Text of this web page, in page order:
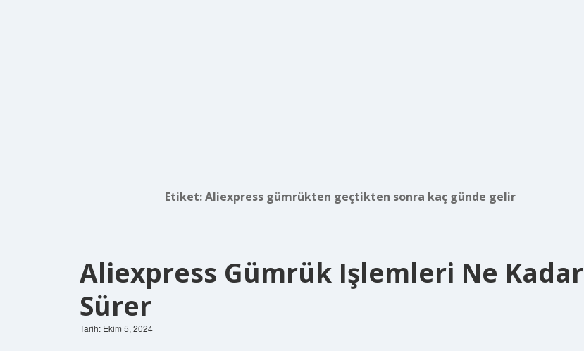
Etiket:Aliexpress gümrükten geçtikten sonra kaç günde gelir
Aliexpress Gümrük Işlemleri Ne Kadar
Sürer
Tarih: Ekim 5, 2024